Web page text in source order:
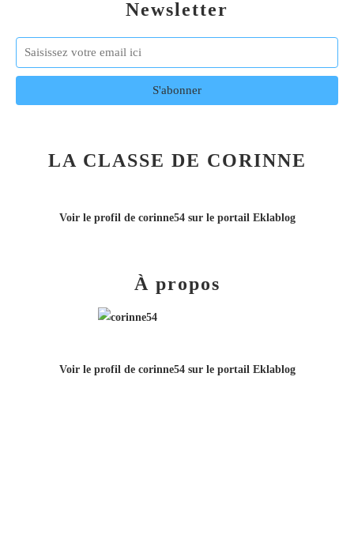
Newsletter
LA CLASSE DE CORINNE
Voir le profil de corinne54sur le portail Eklablog
À propos
Voir le profil de corinne54sur le portail Eklablog